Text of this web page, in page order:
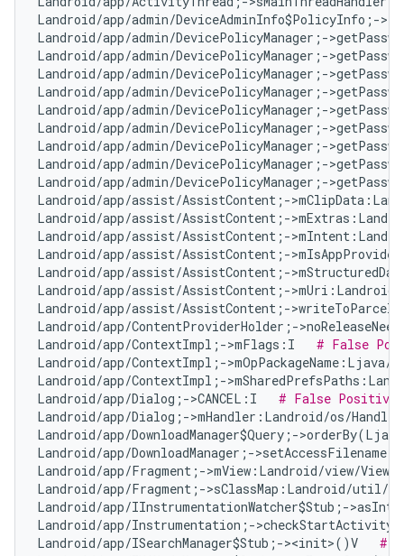
Landroid/app/admin/
Landroid/app/admin/DevicePolicyManager;-
Landroid/app/admin/DevicePolicyManager;-
Landroid/app/admin/DevicePolicyManager;-
Landroid/app/admin/DevicePolicyManager;-
Landroid/app/admin/DevicePolicyManager;-
Landroid/app/admin/DevicePolicyManager;-
Landroid/app/admin/DevicePolicyManager;-
Landroid/app/admin/DevicePolicyManager;-
Landroid/app/admin/DevicePolicyManager;-
Landroid/app/assist/AssistContent;-
Landroid/app/assist/AssistContent;-
Landroid/app/assist/AssistContent;-
Landroid/app/assist/AssistContent;-
Landroid/app/assist/AssistContent;-
Landroid/app/assist/AssistContent;-
Landroid/app/assist/AssistContent;-
Landroid/app/ContentProviderHolder;-
Landroid/app/ContextImpl;->mFlags:I # False
Landroid/app/ContextImpl;-
Landroid/app/ContextImpl;-
Landroid/app/Dialog;->CANCEL:I # False Positive
Landroid/app/Dialog;->mHandler:Landroid/os/
Landroid/app/DownloadManager$Query;-
Landroid/app/DownloadManager;-
Landroid/app/Fragment;->mView:Landroid/view/
Landroid/app/Fragment;->sClassMap:Landroid/
Landroid/app/IInstrumentationWatcher$Stub;-
Landroid/app/Instrumentation;-
Landroid/app/ISearchManager$Stub;-><init>()V #